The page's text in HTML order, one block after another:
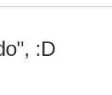
:D